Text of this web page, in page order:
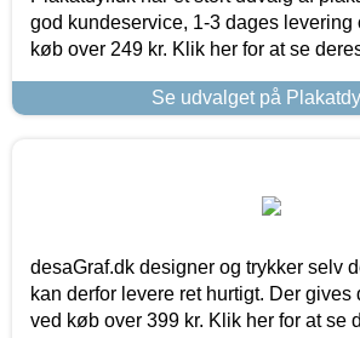
god kundeservice, 1-3 dages levering
køb over 249 kr. Klik her for at se
Se udvalget på
desaGraf.dk designer og trykker selv
kan derfor levere ret hurtigt. Der gives
ved køb over 399 kr. Klik her for at se